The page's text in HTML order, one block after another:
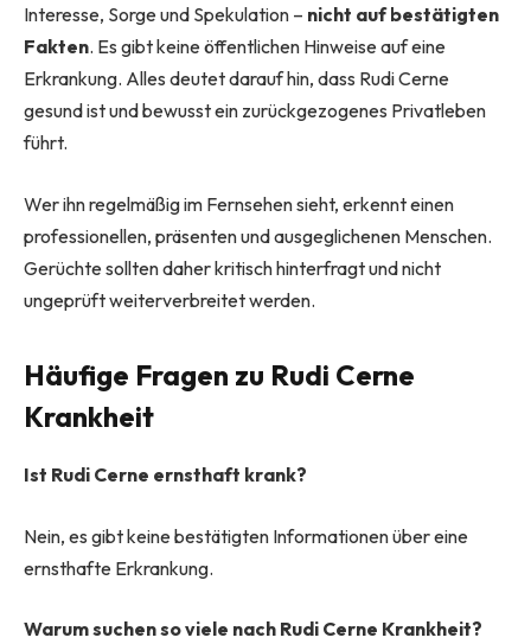
Interesse, Sorge und Spekulation – nicht auf bestätigten
Fakten. Es gibt keine öffentlichen Hinweise auf eine
Erkrankung. Alles deutet darauf hin, dass Rudi Cerne
gesund ist und bewusst ein zurückgezogenes Privatleben
führt.
Wer ihn regelmäßig im Fernsehen sieht, erkennt einen
professionellen, präsenten und ausgeglichenen Menschen.
Gerüchte sollten daher kritisch hinterfragt und nicht
ungeprüft weiterverbreitet werden.
Häufige Fragen zu Rudi Cerne
Krankheit
Ist Rudi Cerne ernsthaft krank?
Nein, es gibt keine bestätigten Informationen über eine
ernsthafte Erkrankung.
Warum suchen so viele nach Rudi Cerne Krankheit?